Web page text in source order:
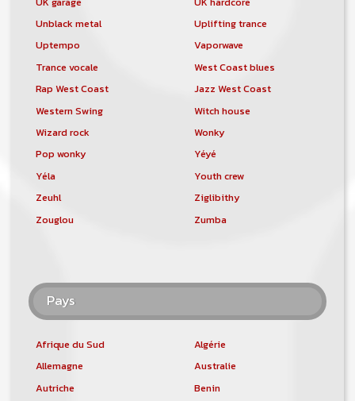
Unblack metal
Uplifting trance
Uptempo
Vaporwave
Trance vocale
West Coast blues
Rap West Coast
Jazz West Coast
Western Swing
Witch house
Wizard rock
Wonky
Pop wonky
Yéyé
Yéla
Youth crew
Zeuhl
Ziglibithy
Zouglou
Zumba
Pays
Afrique du Sud
Algérie
Allemagne
Australie
Autriche
Benin